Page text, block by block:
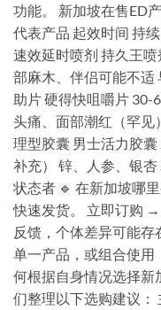
功能。 新加坡在售ED
代表产品 起效时间 持
速效延时喷剂 持久王
部麻木、伴侣可能不适
助片 硬得快咀嚼片 30-
头痛、面部潮红（罕见
理型胶囊 男士活力胶
补充） 锌、人参、银
状态者 🔹 在新加坡哪
快速发货。 立即订购
反馈，个体差异可能
单一产品，或组合使用
何根据自身情况选择新
们整理以下选购建议：